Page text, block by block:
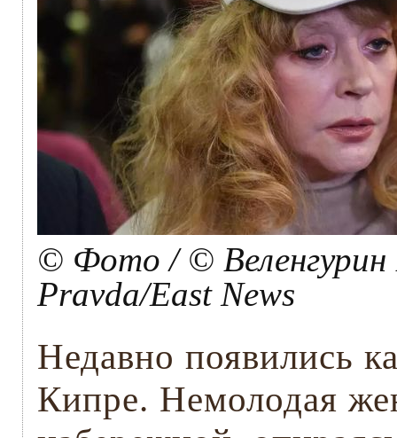
© Фото / © Веленгурин
Pravda/East News
Недавно появились
Кипре. Немолодая